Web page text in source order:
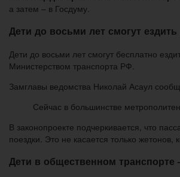
а затем – в Госдуму.
Дети до восьми лет смогут
Дети до восьми лет смогут бесплатно
Министерством транспорта РФ.
Замглавы ведомства Николай Асаул
Сейчас в большинстве
В законопроекте подчеркивается, что
поездки. Это не касается только
Дети в общественном транспорте